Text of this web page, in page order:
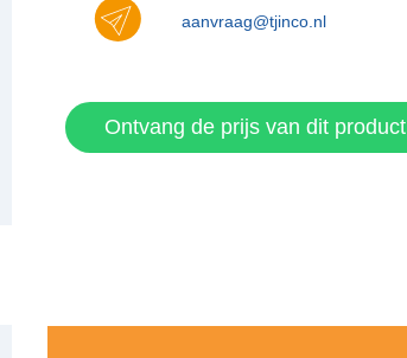
aanvraag@tjinco.nl
Ontvang de prijs van dit product